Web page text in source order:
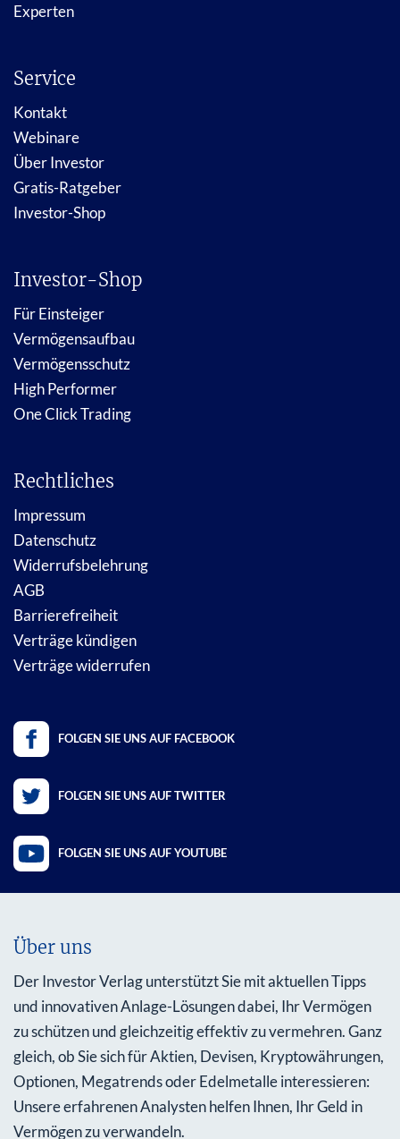
Experten
Service
Kontakt
Webinare
Über Investor
Gratis-Ratgeber
Investor-Shop
Investor-Shop
Für Einsteiger
Vermögensaufbau
Vermögensschutz
High Performer
One Click Trading
Rechtliches
Impressum
Datenschutz
Widerrufsbelehrung
AGB
Barrierefreiheit
Verträge kündigen
Verträge widerrufen
FOLGEN SIE UNS AUF FACEBOOK
FOLGEN SIE UNS AUF TWITTER
FOLGEN SIE UNS AUF YOUTUBE
Über uns
Der Investor Verlag unterstützt Sie mit aktuellen Tipps
und innovativen Anlage-Lösungen dabei, Ihr Vermögen
zu schützen und gleichzeitig effektiv zu vermehren. Ganz
gleich, ob Sie sich für Aktien, Devisen, Kryptowährungen,
Optionen, Megatrends oder Edelmetalle interessieren:
Unsere erfahrenen Analysten helfen Ihnen, Ihr Geld in
Vermögen zu verwandeln.